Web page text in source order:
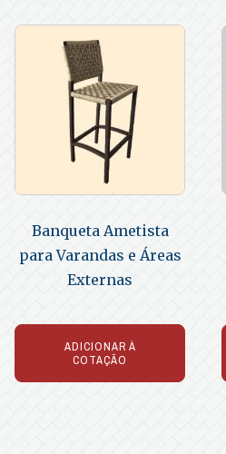
Banqueta Ametista
para Varandas e Áreas
Externas
ADICIONAR À
COTAÇÃO